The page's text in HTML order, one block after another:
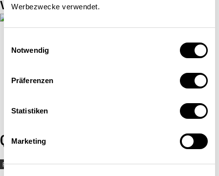
Werbezwecke verwendet.
Notwendig
Präferenzen
Statistiken
Marketing
Vous pourriez aussi être intéressé par
Quel fédéralisme pour la Suisse?
POLITIQUE ÉCONOMIQUE CANTONS